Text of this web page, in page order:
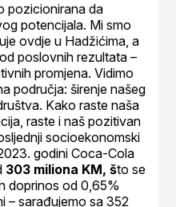
pozicionirana da
potencijala. Mi smo
ovdje u Hadžićima, a
poslovnih rezultata –
promjena. Vidimo
područja: širenje našeg
Kako raste naša
raste i naš pozitivan
socioekonomski
godini Coca-Cola
303 miliona KM, što se
doprinos od 0,65%
– sarađujemo sa 352